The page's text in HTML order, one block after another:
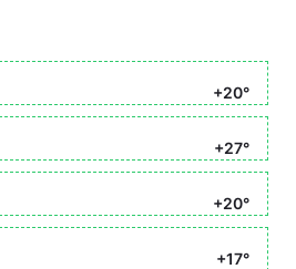
+20°
+27°
+20°
+17°